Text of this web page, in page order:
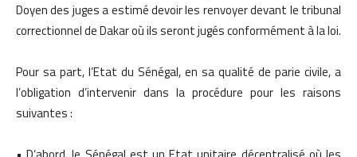
Doyen des juges a estimé devoir les renvoyer devant le tribunal
correctionnel de Dakar où ils seront jugés conformément à la loi.
Pour sa part, l’Etat du Sénégal, en sa qualité de parie civile, a
l’obligation d’intervenir dans la procédure pour les raisons
suivantes :